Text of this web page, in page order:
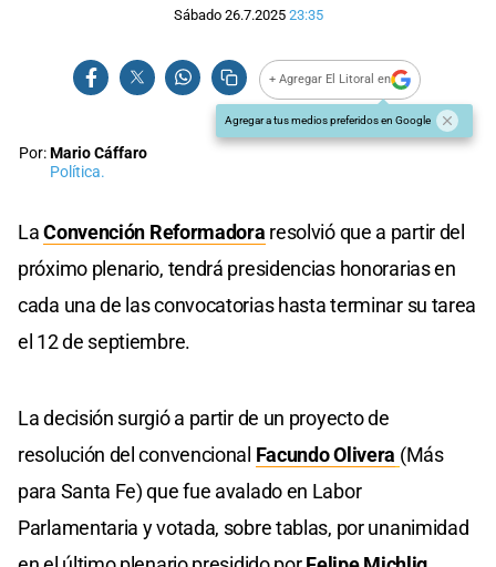
Sábado 26.7.2025 23:35
+ Agregar El Litoral en
Agregar a tus medios preferidos en Google
Por:Mario Cáffaro
Política.
LaConvención Reformadora resolvió que a partir del
próximo plenario, tendrá presidencias honorarias en
cada una de las convocatorias hasta terminar su tarea
el 12 de septiembre.
La decisión surgió a partir de un proyecto de
resolución del convencional Facundo Olivera (Más
para Santa Fe) que fue avalado en Labor
Parlamentaria y votada, sobre tablas, por unanimidad